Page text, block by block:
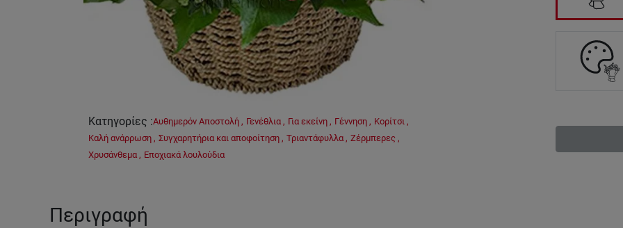
Κατηγορίες :Αυθημερόν Αποστολή , Γενέθλια , Για εκείνη , Γέννηση , Κορίτσι ,
Καλή ανάρρωση , Συγχαρητήρια και αποφοίτηση , Τριαντάφυλλα , Ζέρμπερες ,
Χρυσάνθεμα , Εποχιακά λουλούδια
Περιγραφή